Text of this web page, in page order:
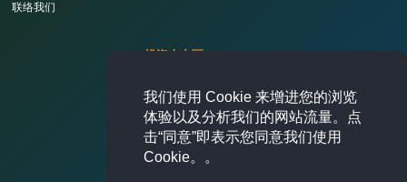
联络我们
投资人专区
月营收报告
财务报表
我们使用 Cookie 来增进您的浏览
体验以及分析我们的网站流量。点
击“同意”即表示您同意我们使用
Cookie。。